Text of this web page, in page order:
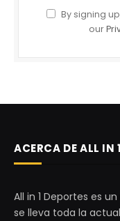
By signing
our
ACERCA DE ALL IN
All in 1 Deportes es
se lleva toda la